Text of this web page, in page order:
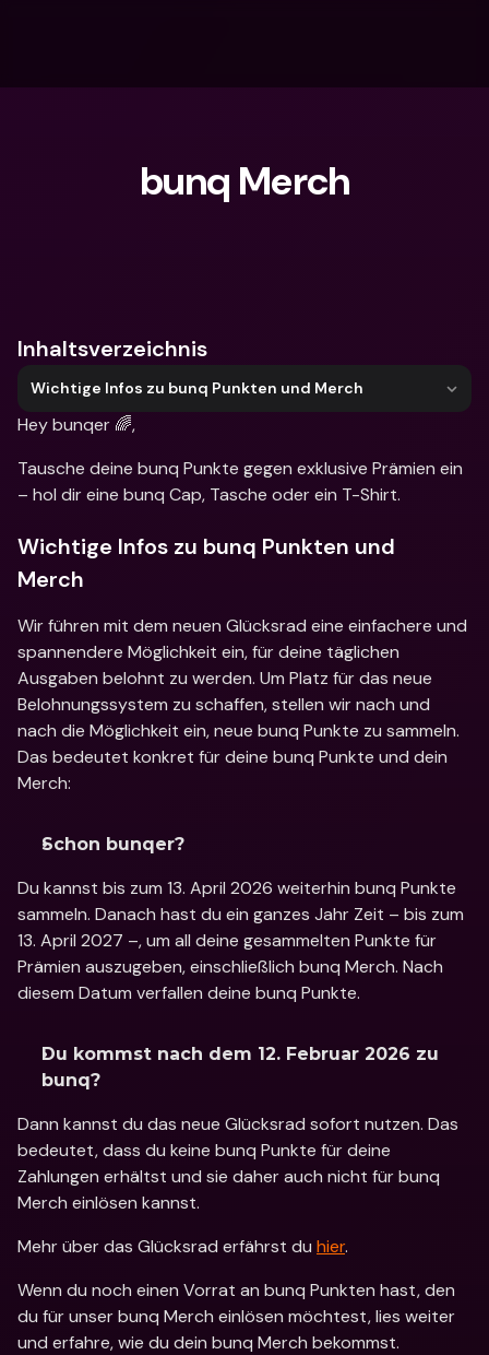
bunq Merch
Inhaltsverzeichnis
Wichtige Infos zu bunq Punkten und Merch
Hey bunqer 🌈,
Tausche deine bunq Punkte gegen exklusive Prämien ein
– hol dir eine bunq Cap, Tasche oder ein T-Shirt.
Wichtige Infos zu bunq Punkten und
Merch
Wir führen mit dem neuen Glücksrad eine einfachere und
spannendere Möglichkeit ein, für deine täglichen
Ausgaben belohnt zu werden. Um Platz für das neue
Belohnungssystem zu schaffen, stellen wir nach und
nach die Möglichkeit ein, neue bunq Punkte zu sammeln.
Das bedeutet konkret für deine bunq Punkte und dein
Merch:
Schon bunqer?
Du kannst bis zum 13. April 2026 weiterhin bunq Punkte
sammeln. Danach hast du ein ganzes Jahr Zeit – bis zum
13. April 2027 –, um all deine gesammelten Punkte für
Prämien auszugeben, einschließlich bunq Merch. Nach
diesem Datum verfallen deine bunq Punkte.
Du kommst nach dem 12. Februar 2026 zu
bunq?
Dann kannst du das neue Glücksrad sofort nutzen. Das
bedeutet, dass du keine bunq Punkte für deine
Zahlungen erhältst und sie daher auch nicht für bunq
Merch einlösen kannst.
Mehr über das Glücksrad erfährst du hier.
Wenn du noch einen Vorrat an bunq Punkten hast, den
du für unser bunq Merch einlösen möchtest, lies weiter
und erfahre, wie du dein bunq Merch bekommst.